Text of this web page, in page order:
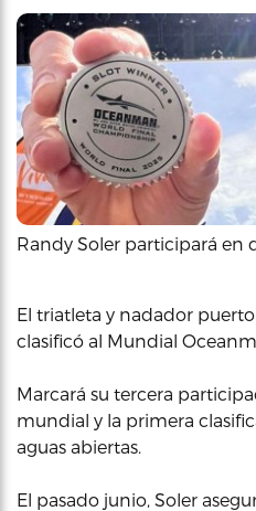
Randy Soler participará en
El triatleta y nadador
clasificó al Mundial
Marcará su tercera
mundial y la primera
aguas abiertas.
El pasado junio, Soler